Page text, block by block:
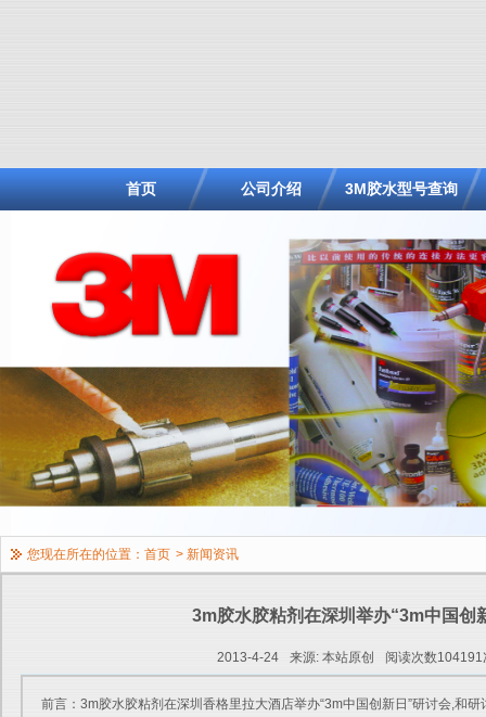
首页 公司介绍 3M胶水型号查询
您现在所在的位置： 首页 > 新闻资讯
3m胶水胶粘剂在深圳举办“3m中国创
2013-4-24 来源: 本站原创 阅读次数104191
前言：3m胶水胶粘剂在深圳香格里拉大酒店举办“3m中国创新日”研讨会,和